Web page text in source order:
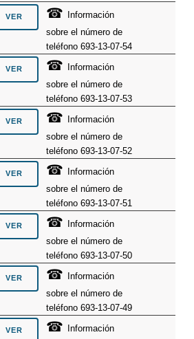
☎
Información
sobre el número de
teléfono 693-13-07-54
☎
Información
sobre el número de
teléfono 693-13-07-53
☎
Información
sobre el número de
teléfono 693-13-07-52
☎
Información
sobre el número de
teléfono 693-13-07-51
☎
Información
sobre el número de
teléfono 693-13-07-50
☎
Información
sobre el número de
teléfono 693-13-07-49
☎
Información